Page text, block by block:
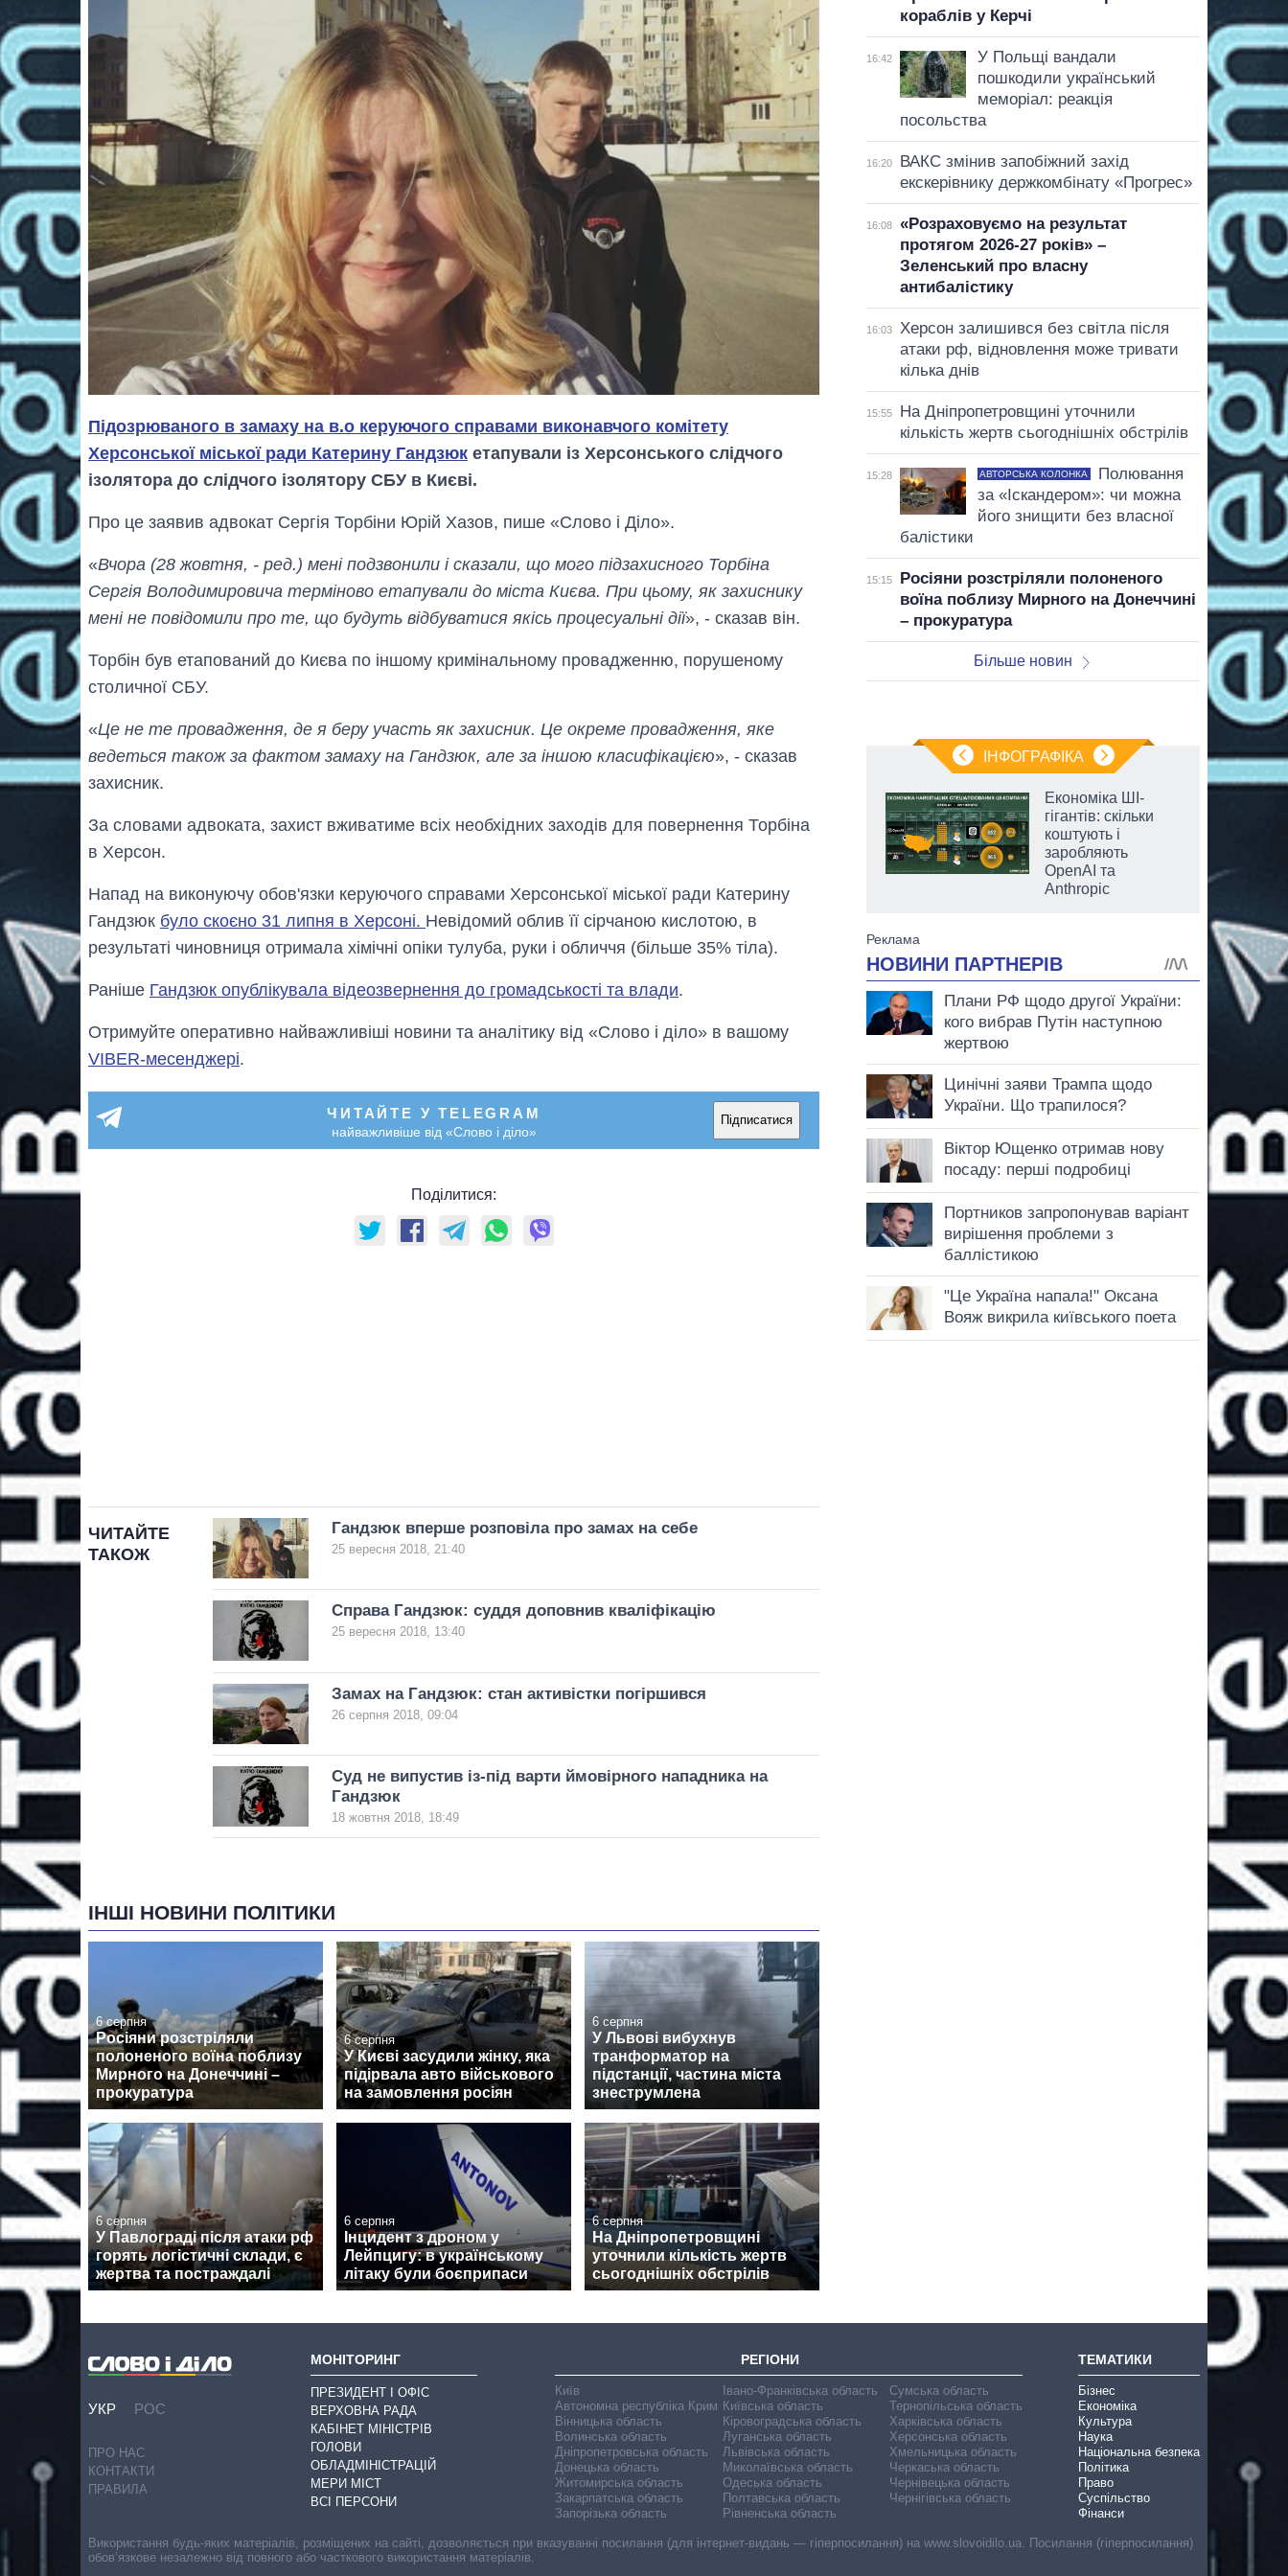
Підозрюваного в замаху на в.о керуючого справами виконавчого комітету
Херсонської міської ради Катерину Гандзюк етапували із Херсонського слідчого
ізолятора до слідчого ізолятору СБУ в Києві.
Про це заявив адвокат Сергія Торбіни Юрій Хазов, пише «Слово і Діло».
«Вчора (28 жовтня, - ред.) мені подзвонили і сказали, що мого підзахисного Торбіна
Сергія Володимировича терміново етапували до міста Києва. При цьому, як захиснику
мені не повідомили про те, що будуть відбуватися якісь процесуальні дії», - сказав він.
Торбін був етапований до Києва по іншому кримінальному провадженню, порушеному
столичної СБУ.
«Це не те провадження, де я беру участь як захисник. Це окреме провадження, яке
ведеться також за фактом замаху на Гандзюк, але за іншою класифікацією», - сказав
захисник.
За словами адвоката, захист вживатиме всіх необхідних заходів для повернення Торбіна
в Херсон.
Напад на виконуючу обов'язки керуючого справами Херсонської міської ради Катерину
Гандзюк було скоєно 31 липня в Херсоні. Невідомий облив її сірчаною кислотою, в
результаті чиновниця отримала хімічні опіки тулуба, руки і обличчя (більше 35% тіла).
Раніше Гандзюк опублікувала відеозвернення до громадськості та влади.
Отримуйте оперативно найважливіші новини та аналітику від «Слово і діло» в вашому
VIBER-месенджері.
ЧИТАЙТЕ У TELEGRAM
найважливіше від «Слово і діло»
Підписатися
Поділитися:
ЧИТАЙТЕ
ТАКОЖ
Гандзюк вперше розповіла про замах на себе
25 вересня 2018, 21:40
Справа Гандзюк: суддя доповнив кваліфікацію
25 вересня 2018, 13:40
Замах на Гандзюк: стан активістки погіршився
26 серпня 2018, 09:04
Суд не випустив із-під варти ймовірного нападника на
Гандзюк
18 жовтня 2018, 18:49
ІНШІ НОВИНИ ПОЛІТИКИ
6 серпня
Росіяни розстріляли
полоненого воїна поблизу
Мирного на Донеччині –
прокуратура
6 серпня
У Києві засудили жінку, яка
підірвала авто військового
на замовлення росіян
6 серпня
У Львові вибухнув
транформатор на
підстанції, частина міста
знеструмлена
6 серпня
У Павлограді після атаки рф
горять логістичні склади, є
жертва та постраждалі
6 серпня
Інцидент з дроном у
Лейпцигу: в українському
літаку були боєприпаси
6 серпня
На Дніпропетровщині
уточнили кількість жертв
сьогоднішніх обстрілів
кораблів у Керчі
16:42
У Польщі вандали
пошкодили український
меморіал: реакція
посольства
16:20
ВАКС змінив запобіжний захід
екскерівнику держкомбінату «Прогрес»
16:08
«Розраховуємо на результат
протягом 2026-27 років» –
Зеленський про власну
антибалістику
16:03
Херсон залишився без світла після
атаки рф, відновлення може тривати
кілька днів
15:55
На Дніпропетровщині уточнили
кількість жертв сьогоднішніх обстрілів
15:28 АВТОРСЬКА КОЛОНКА
Полювання
за «Іскандером»: чи можна
його знищити без власної
балістики
15:15
Росіяни розстріляли полоненого
воїна поблизу Мирного на Донеччині
– прокуратура
Більше новин
ІНФОГРАФІКА
на холодну воду у
містах України на
Економіка ШІ-
гігантів: скільки
коштують і
заробляють
OpenAI та
Anthropic
УКР РОС
ПРО НАС
КОНТАКТИ
ПРАВИЛА
МОНІТОРИНГ
ПРЕЗИДЕНТ І ОФІС
ВЕРХОВНА РАДА
КАБІНЕТ МІНІСТРІВ
ГОЛОВИ
ОБЛАДМІНІСТРАЦІЙ
МЕРИ МІСТ
ВСІ ПЕРСОНИ
РЕГІОНИ
Київ
Автономна республіка Крим
Вінницька область
Волинська область
Дніпропетровська область
Донецька область
Житомирська область
Закарпатська область
Запорізька область
Івано-Франківська область
Київська область
Кіровоградська область
Луганська область
Львівська область
Миколаївська область
Одеська область
Полтавська область
Рівненська область
Сумська область
Тернопільська область
Харківська область
Херсонська область
Хмельницька область
Черкаська область
Чернівецька область
Чернігівська область
ТЕМАТИКИ
Бізнес
Економіка
Культура
Наука
Національна безпека
Політика
Право
Суспільство
Фінанси
Використання будь-яких матеріалів, розміщених на сайті, дозволяється при вказуванні посилання (для інтернет-видань — гіперпосилання) на www.slovoidilo.ua. Посилання (гіперпосилання)
обов’язкове незалежно від повного або часткового використання матеріалів.